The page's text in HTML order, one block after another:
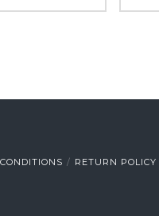
RETURN POLICY